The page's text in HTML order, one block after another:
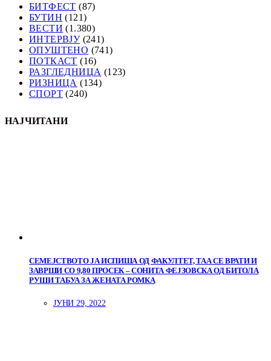
БИТФЕСТ (87)
БУТИН (121)
ВЕСТИ (1.380)
ИНТЕРВЈУ(241)
ОПУШТЕНО (741)
ПОТКАСТ (16)
РАЗГЛЕДНИЦА (123)
РИЗНИЦА (134)
СПОРТ (240)
НАЈЧИТАНИ
СЕМЕЈСТВОТО ЈА ИСПИША ОД ФАКУЛТЕТ, ТАА СЕ ВРАТИ И
ЗАВРШИ СО 9,80 ПРОСЕК – СОНИТА ФЕЈЗОВСКА ОД БИТОЛА
РУШИ ТАБУА ЗА ЖЕНАТА РОМКА
ЈУНИ 29, 2022